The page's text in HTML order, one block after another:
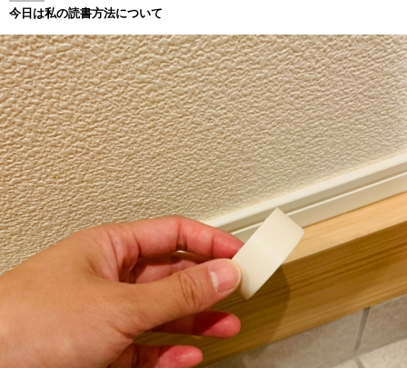
今日は私の読書方法について